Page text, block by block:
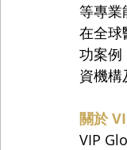
等專業
在全球
功案例
資機構
關於
VIP